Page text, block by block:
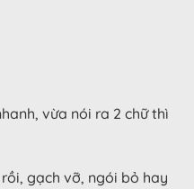
vừa nói ra 2 chữ thì
gạch vỡ, ngói bỏ hay